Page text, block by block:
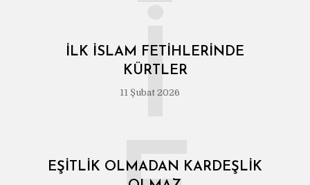
İLK İSLAM FETIHLERINDE
KÜRTLER
11 Şubat 2026
İ
EŞITLIK OLMADAN KARDEŞLIK